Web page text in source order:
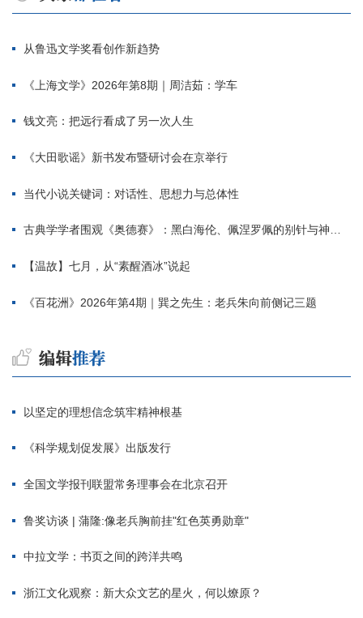
从鲁迅文学奖看创作新趋势
《上海文学》2026年第8期｜周洁茹：学车
钱文亮：把远行看成了另一次人生
《大田歌谣》新书发布暨研讨会在京举行
当代小说关键词：对话性、思想力与总体性
古典学学者围观《奥德赛》：黑白海伦、佩涅罗佩的别针与神秘入侵者
【温故】七月，从“素醒酒冰”说起
《百花洲》2026年第4期｜巽之先生：老兵朱向前侧记三题
以坚定的理想信念筑牢精神根基
《科学规划促发展》出版发行
全国文学报刊联盟常务理事会在北京召开
鲁奖访谈 | 蒲隆:像老兵胸前挂"红色英勇勋章"
中拉文学：书页之间的跨洋共鸣
浙江文化观察：新大众文艺的星火，何以燎原？